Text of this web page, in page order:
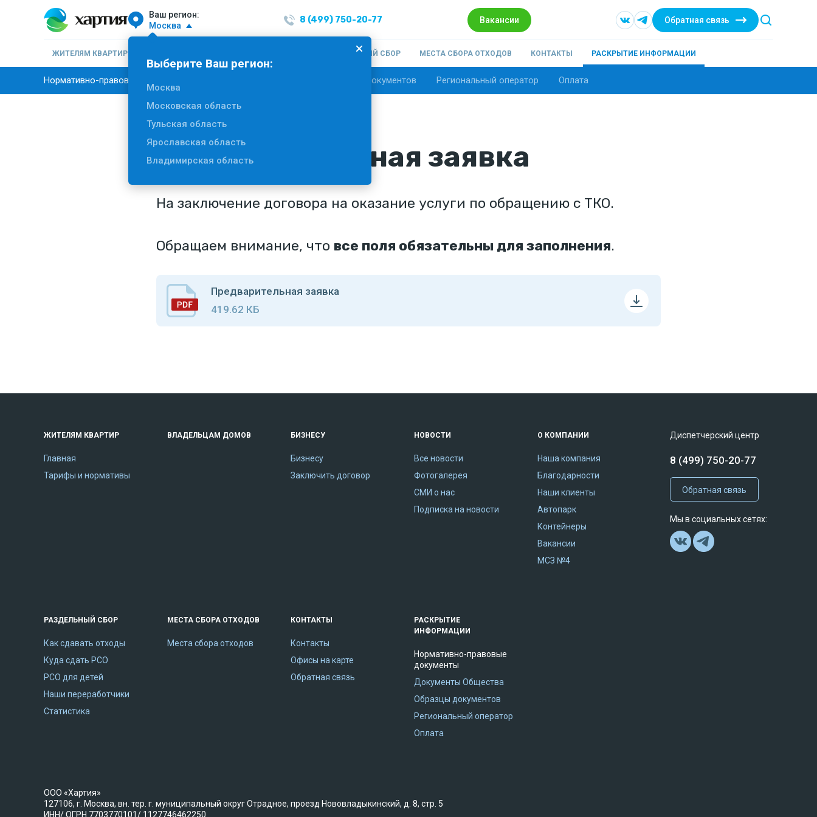
Ваш регион:
Москва
Выберите Ваш регион:
Москва
Московская область
Тульская область
Ярославская область
Владимирская область
8 (499) 750-20-77 Вакансии Обратная связь
ЖИТЕЛЯМ КВАРТИР РАЗДЕЛЬНЫЙ СБОР МЕСТА СБОРА ОТХОДОВ КОНТАКТЫ РАСКРЫТИЕ ИНФОРМАЦИИ
Нормативно-правовые документы Образцы документов Региональный оператор Оплата
Предварительная заявка
На заключение договора на оказание услуги по обращению с ТКО.
Обращаем внимание, что все поля обязательны для заполнения.
Предварительная заявка
419.62 КБ
Диспетчерский центр
8 (499) 750-20-77
Обратная связь
Мы в социальных сетях:
ЖИТЕЛЯМ КВАРТИР
Главная
Тарифы и нормативы
ВЛАДЕЛЬЦАМ ДОМОВ БИЗНЕСУ
Бизнесу
Заключить договор
НОВОСТИ
Все новости
Фотогалерея
СМИ о нас
Подписка на новости
О КОМПАНИИ
Наша компания
Благодарности
Наши клиенты
Автопарк
Контейнеры
Вакансии
МСЗ №4
РАЗДЕЛЬНЫЙ СБОР
Как сдавать отходы
Куда сдать РСО
РСО для детей
Наши переработчики
Статистика
МЕСТА СБОРА ОТХОДОВ
Места сбора отходов
КОНТАКТЫ
Контакты
Офисы на карте
Обратная связь
РАСКРЫТИЕ
ИНФОРМАЦИИ
Нормативно-правовые
документы
Документы Общества
Образцы документов
Региональный оператор
Оплата
ООО «Хартия»
127106, г. Москва, вн. тер. г. муниципальный округ Отрадное, проезд Нововладыкинский, д. 8, стр. 5
ИНН/ ОГРН 7703770101/ 1127746462250